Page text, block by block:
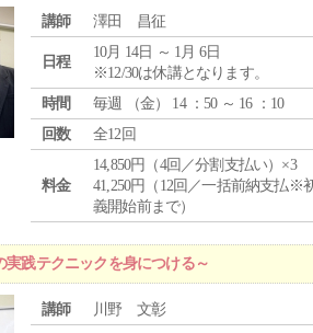
講師 澤田 昌征
日程
10月 14日 ～ 1月 6日
※12/30は休講となります。
時間
毎週 （金） 14 ：50 ～ 16 ：10
回数
全12回
料金
14,850円（4回／分割支払い）×3
41,250円（12回／一括前納支払※
義開始前まで）
践テクニックを身につける～
講師
川野 文彰